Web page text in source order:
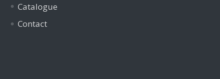
Catalogue
Contact